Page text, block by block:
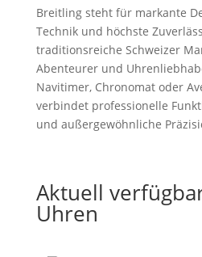
Breitling steht für markante
Technik und höchste
traditionsreiche Schweizer
Abenteurer und
Navitimer, Chronomat oder
verbindet professionelle
und außergewöhnliche
Aktuell
Uhren